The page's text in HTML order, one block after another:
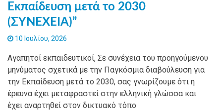
Εκπαίδευση μετά το 2030
(ΣΥΝΕΧΕΙΑ)”
10 Ιουλίου, 2026
Αγαπητοί εκπαιδευτικοί, Σε συνέχεια του προηγούμενου
μηνύματος σχετικά με την Παγκόσμια διαβούλευση για
την Εκπαίδευση μετά το 2030, σας γνωρίζουμε ότι η
έρευνα έχει μεταφραστεί στην ελληνική γλώσσα και
έχει αναρτηθεί στον δικτυακό τόπο